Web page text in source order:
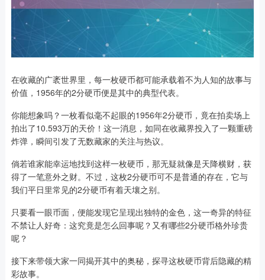
在收藏的广袤世界里，每一枚硬币都可能承载着不为人知的故事与
价值，1956年的2分硬币便是其中的典型代表。
你能想象吗？一枚看似毫不起眼的1956年2分硬币，竟在拍卖场上
拍出了10.593万的天价！这一消息，如同在收藏界投入了一颗重磅
炸弹，瞬间引发了无数藏家的关注与热议。
倘若谁家能幸运地找到这样一枚硬币，那无疑就像是天降横财，获
得了一笔意外之财。不过，这枚2分硬币可不是普通的存在，它与
我们平日里常见的2分硬币有着天壤之别。
只要看一眼币面，便能发现它呈现出独特的金色，这一奇异的特征
不禁让人好奇：这究竟是怎么回事呢？又有哪些2分硬币格外珍贵
呢？
接下来带领大家一同揭开其中的奥秘，探寻这枚硬币背后隐藏的精
彩故事。